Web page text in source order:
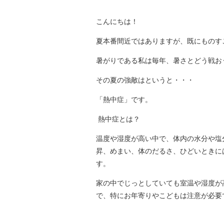
こんにちは！
夏本番間近ではありますが、既にもの
暑がりである私は毎年、暑さとどう戦
その夏の強敵はというと・・・
「熱中症」です。
熱中症とは？
温度や湿度が高い中で、体内の水分や
昇、めまい、体のだるさ、ひどいとき
す。
家の中でじっとしていても室温や湿度
で、特にお年寄りやこどもは注意が必要